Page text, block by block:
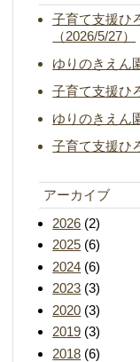
子育て支援ひ
（2026/5/27）
ゆりのきえん
子育て支援
ゆりのきえん
子育て支援
アーカイブ
2026 (2)
2025 (6)
2024 (6)
2023 (3)
2020 (3)
2019 (3)
2018 (6)